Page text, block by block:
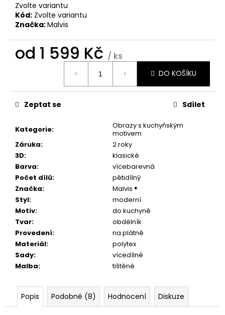
Zvolte variantu
Kód: Zvolte variantu
Značka:Malvis
od 1 599 Kč / ks
DO KOŠÍKU
Kategorie:
Obrazy s kuchyňským
motivem
Záruka:
2 roky
3D:
klasické
Barva:
vícebarevná
Počet dílů:
pětidílný
Značka:
Malvis ®
Styl:
moderní
Motiv:
do kuchyně
Tvar:
obdélník
Provedení:
na plátně
Materiál:
polytex
Sady:
vícedílné
Malba: tištěné
Zeptat se Sdílet
Popis Podobné (8) Hodnocení Diskuze
u
č
u
j
e
m
BROOKLYN
BRIDGE
598
Kč